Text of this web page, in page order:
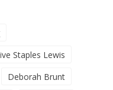
Staples Lewis
Deborah Brunt